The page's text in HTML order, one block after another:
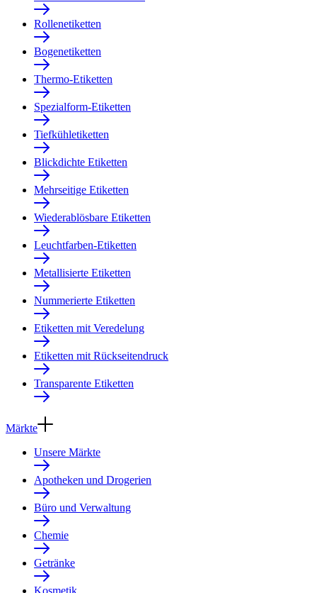
Rollenetiketten
Bogenetiketten
Thermo-Etiketten
Spezialform-Etiketten
Tiefkühletiketten
Blickdichte Etiketten
Mehrseitige Etiketten
Wiederablösbare Etiketten
Leuchtfarben-Etiketten
Metallisierte Etiketten
Nummerierte Etiketten
Etiketten mit Veredelung
Etiketten mit Rückseitendruck
Transparente Etiketten
Märkte
Unsere Märkte
Apotheken und Drogerien
Büro und Verwaltung
Chemie
Getränke
Kosmetik